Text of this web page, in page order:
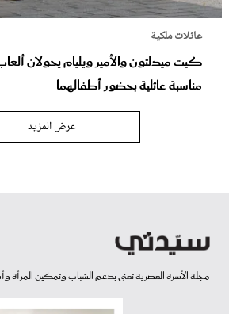
عائلات ملكية
كيت ميدلتون والأمير ويليام يحولان
مناسبة عائلية بحضور أطفالهما
عرض المزيد
مجلة الأسرة العصرية تعنى بدعم الشباب وتمكين المرأة